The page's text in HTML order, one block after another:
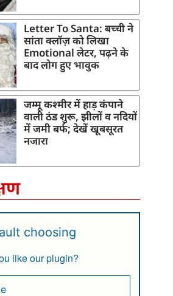
Letter To Santa: बच्ची ने
सांता क्लॉज़ को लिखा
Emotional लेटर, पढ़ने के
बाद लोग हुए भावुक
जम्मू कश्मीर में हाड़ कंपाने
वाली ठंड शुरू, झीलों व नदियों
में जमी बर्फ; देखें खूबसूरत
नजारा
choosing
like our plugin?